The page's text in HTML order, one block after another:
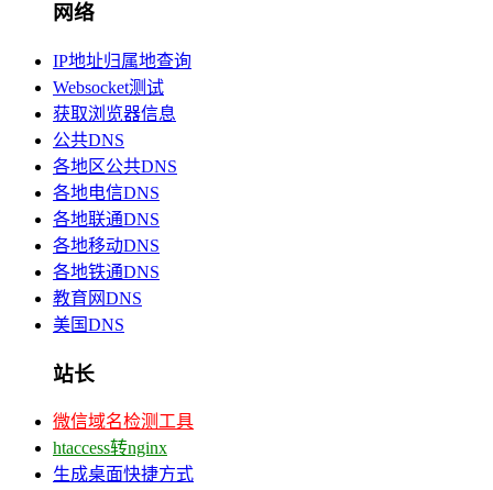
网络
IP地址归属地查询
Websocket测试
获取浏览器信息
公共DNS
各地区公共DNS
各地电信DNS
各地联通DNS
各地移动DNS
各地铁通DNS
教育网DNS
美国DNS
站长
微信域名检测工具
htaccess转nginx
生成桌面快捷方式